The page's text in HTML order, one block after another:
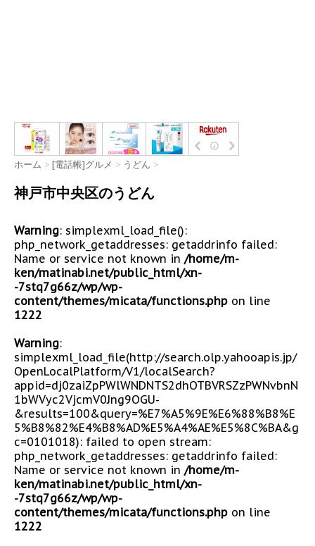
ホーム > [電話帳]グルメ > うどん >
神戸市中央区のうどん
Warning: simplexml_load_file():
php_network_getaddresses: getaddrinfo failed:
Name or service not known in /home/m-
ken/matinabi.net/public_html/xn-
-7stq7g66z/wp/wp-
content/themes/micata/functions.php on line
1222
Warning:
simplexml_load_file(http://search.olp.yahooapis.jp/
OpenLocalPlatform/V1/localSearch?
appid=dj0zaiZpPWlWNDNTS2dhOTBVRSZzPWNvbnN
1bWVyc2VjcmV0Jng9OGU-
&results=100&query=%E7%A5%9E%E6%88%B8%E
5%B8%82%E4%B8%AD%E5%A4%AE%E5%8C%BA&g
c=0101018): failed to open stream:
php_network_getaddresses: getaddrinfo failed:
Name or service not known in /home/m-
ken/matinabi.net/public_html/xn-
-7stq7g66z/wp/wp-
content/themes/micata/functions.php on line
1222